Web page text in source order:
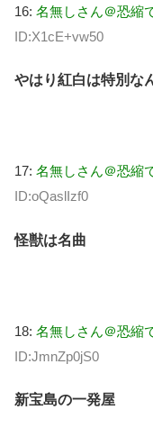
16: 名無しさん＠恐縮
ID:X1cE+vw50
やはり紅白は特別な
17: 名無しさん＠恐縮
ID:oQaslIzf0
怪獣は名曲
18: 名無しさん＠恐縮
ID:JmnZp0jS0
新宝島の一発屋